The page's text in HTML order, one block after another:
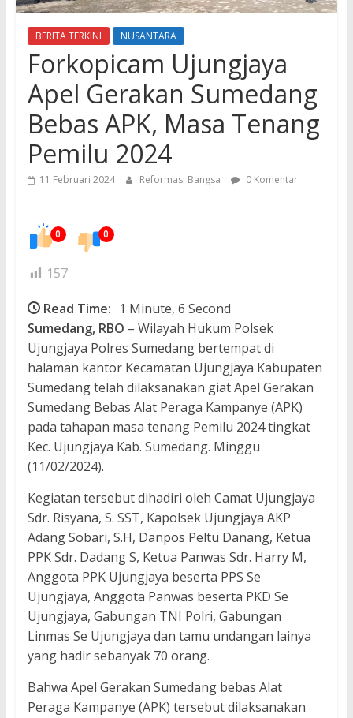
BERITA TERKINI NUSANTARA
Forkopicam Ujungjaya
Apel Gerakan Sumedang
Bebas APK, Masa Tenang
Pemilu 2024
11 Februari 2024 Reformasi Bangsa 0 Komentar
0 0
157
Read Time: 1 Minute, 6 Second
Sumedang, RBO – Wilayah Hukum Polsek
Ujungjaya Polres Sumedang bertempat di
halaman kantor Kecamatan Ujungjaya Kabupaten
Sumedang telah dilaksanakan giat Apel Gerakan
Sumedang Bebas Alat Peraga Kampanye (APK)
pada tahapan masa tenang Pemilu 2024 tingkat
Kec. Ujungjaya Kab. Sumedang. Minggu
(11/02/2024).
Kegiatan tersebut dihadiri oleh Camat Ujungjaya
Sdr. Risyana, S. SST, Kapolsek Ujungjaya AKP
Adang Sobari, S.H, Danpos Peltu Danang, Ketua
PPK Sdr. Dadang S, Ketua Panwas Sdr. Harry M,
Anggota PPK Ujungjaya beserta PPS Se
Ujungjaya, Anggota Panwas beserta PKD Se
Ujungjaya, Gabungan TNI Polri, Gabungan
Linmas Se Ujungjaya dan tamu undangan lainya
yang hadir sebanyak 70 orang.
Bahwa Apel Gerakan Sumedang bebas Alat
Peraga Kampanye (APK) tersebut dilaksanakan